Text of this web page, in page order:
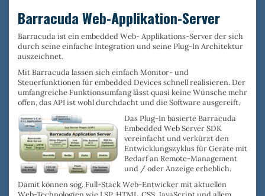
Barracuda Web-Applikation-Server
Barracuda ist ein embedded Web- Applikations-Serverder sich
durch seineeinfache Integration und seinePlug-In Architektur
auszeichnet.
Mit Barracuda lassen sich einfach Monitor- und
Steuerfunktionen für embedded Devicesschnell realisieren. Der
umfangreiche Funktionsumfanglässt quasi keine Wünsche mehr
offen, das API ist wohl durchdachtund dieSoftware ausgereift.
Das Plug-In basierte Barracuda
Embedded Web Server SDK
vereinfacht und verkürzt den
Entwicklungszyklusfür Geräte mit
Bedarf an Remote-Management
und / oder Anzeigeerheblich.
Damit können sog. Full-Stack Web-Entwickermit aktuellen